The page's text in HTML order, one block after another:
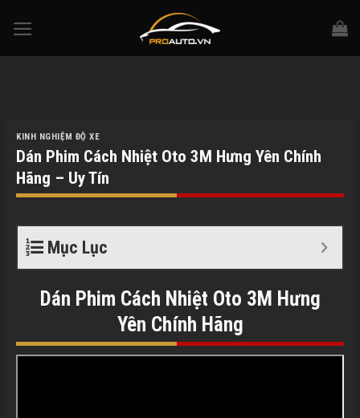
KINH NGHIỆM ĐỘ XE
Dán Phim Cách Nhiệt Oto 3M Hưng Yên Chính
Hãng – Uy Tín
Mục Lục
Dán Phim Cách Nhiệt Oto 3M Hưng
Yên Chính Hãng